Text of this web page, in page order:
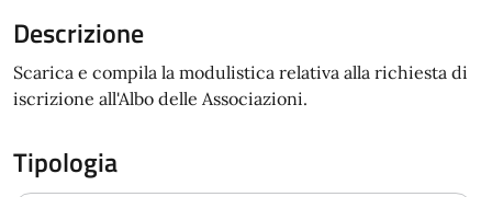
Descrizione
Scarica e compila la modulistica relativa alla richiesta di
iscrizione all'Albo delle Associazioni.
Tipologia